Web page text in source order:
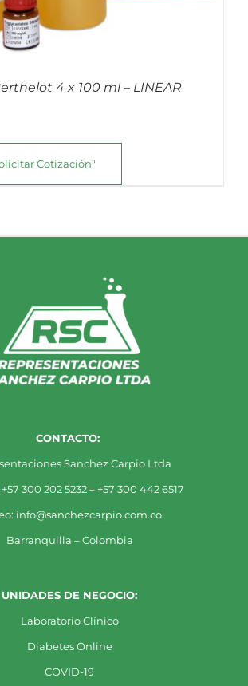
4 x 100 ml – LINEAR
Cotización"
CONTACTO:
Sanchez Carpio Ltda
300 202 5232 – +57 300 442 6517
info@sanchezcarpio.com.co
Barranquilla – Colombia
UNIDADES DE NEGOCIO:
Laboratorio Clínico
Diabetes Online
COVID-19